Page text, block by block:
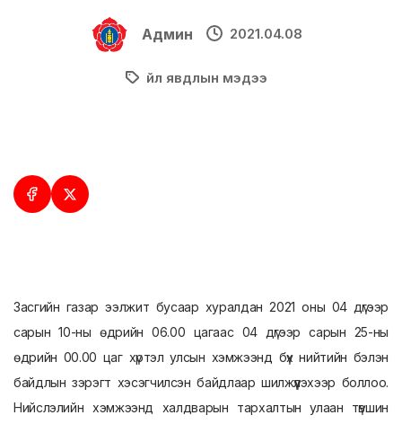
Админ 2021.04.08
Үйл явдлын мэдээ
Засгийн газар ээлжит бусаар хуралдан 2021 оны 04 дүгээр
сарын 10-ны өдрийн 06.00 цагаас 04 дүгээр сарын 25-ны
өдрийн 00.00 цаг хүртэл улсын хэмжээнд бүх нийтийн бэлэн
байдлын зэрэгт хэсэгчилсэн байдлаар шилжүүлэхээр боллоо.
Нийслэлийн хэмжээнд халдварын тархалтын улаан түвшин